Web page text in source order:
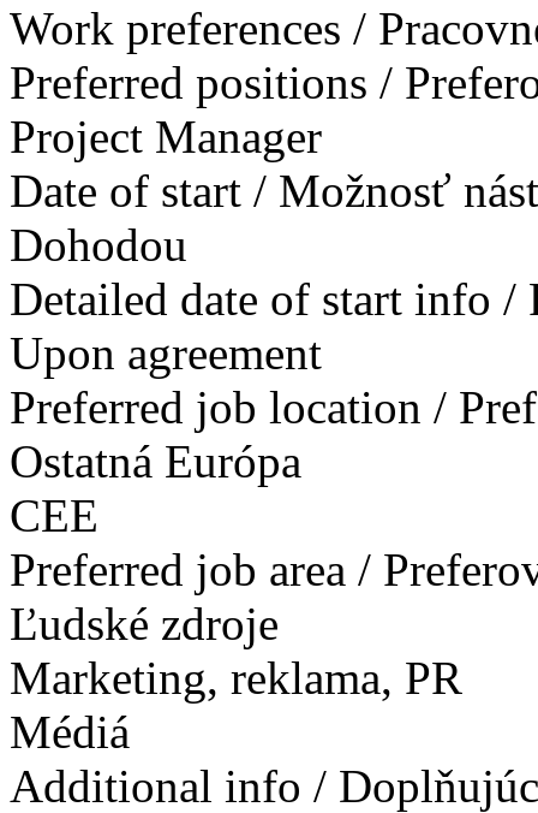
Work preferences /
Preferred positions /
Project Manager
Date of start / Možnosť
Dohodou
Detailed date of start info
Upon agreement
Preferred job location /
Ostatná Európa
CEE
Preferred job area /
Ľudské zdroje
Marketing, reklama, PR
Médiá
Additional info /